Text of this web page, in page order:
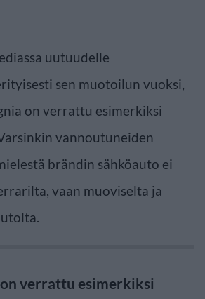
uutuudelle
sen muotoilun vuoksi,
on verrattu esimerkiksi
vannoutuneiden
brändin sähköauto ei
vaan muoviselta ja
verrattu esimerkiksi